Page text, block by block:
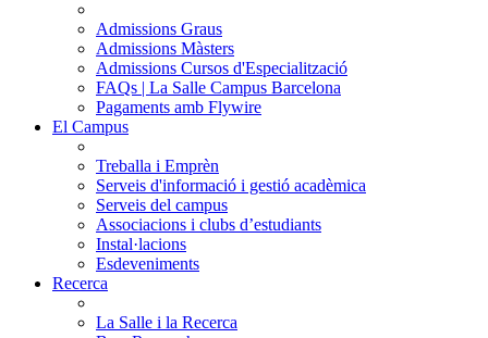
Admissions Graus
Admissions Màsters
Admissions Cursos d'Especialització
FAQs | La Salle Campus Barcelona
Pagaments amb Flywire
El Campus
Treballa i Emprèn
Serveis d'informació i gestió acadèmica
Serveis del campus
Associacions i clubs d’estudiants
Instal·lacions
Esdeveniments
Recerca
La Salle i la Recerca